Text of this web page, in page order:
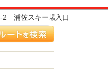
2 浦佐スキー場入口